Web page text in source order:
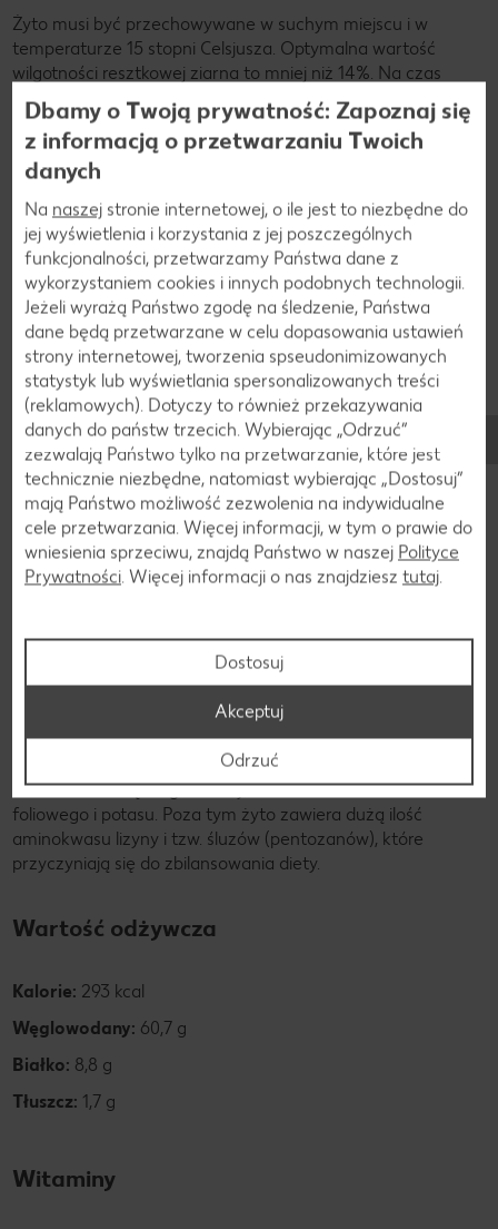
Żyto musi być przechowywane w suchym miejscu i w
temperaturze 15 stopni Celsjusza. Optymalna wartość
wilgotności resztkowej ziarna to mniej niż 14%. Na czas
przechowywania żyto musi być szczelnie zamknięte.
Wystarczy opakowanie z papieru i folii. Ziarno można też
zdekantować do pojemnika.
Składniki
Żyto zawiera mniejszą ilość glutenu niż pszenica iorkisz.
Dlatego jest też lepiej tolerowane przez osoby z
nadwrażliwością na gluten. Żyto zawiera dużo kwasu
foliowego i potasu. Poza tym żyto zawiera dużą ilość
aminokwasu lizyny i tzw. śluzów (pentozanów), które
przyczyniają się do zbilansowania diety.
Wartość odżywcza
Kalorie: 293 kcal
Węglowodany: 60,7 g
Białko: 8,8 g
Tłuszcz: 1,7 g
Witaminy
Dbamy o Twoją prywatność: Zapoznaj się
z informacją o przetwarzaniu Twoich
danych
Na naszej stronie internetowej, o ile jest to niezbędne do
jej wyświetlenia i korzystania z jej poszczególnych
funkcjonalności, przetwarzamy Państwa dane z
wykorzystaniem cookies i innych podobnych technologii.
Jeżeli wyrażą Państwo zgodę na śledzenie, Państwa
dane będą przetwarzane w celu dopasowania ustawień
strony internetowej, tworzenia spseudonimizowanych
statystyk lub wyświetlania spersonalizowanych treści
(reklamowych). Dotyczy to również przekazywania
danych do państw trzecich. Wybierając „Odrzuć“
zezwalają Państwo tylko na przetwarzanie, które jest
technicznie niezbędne, natomiast wybierając „Dostosuj”
mają Państwo możliwość zezwolenia na indywidualne
cele przetwarzania. Więcej informacji, w tym o prawie do
wniesienia sprzeciwu, znajdą Państwo w naszej Polityce
Prywatności. Więcej informacji o nas znajdziesz tutaj.
Dostosuj
Odrzuć
Akceptuj